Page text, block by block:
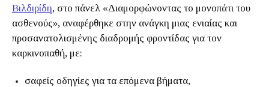
Βιλδιρίδη, στο πάνελ «Διαμορφώνοντας το μονοπάτι του
ασθενούς», αναφέρθηκε στην ανάγκη μιας ενιαίας και
προσανατολισμένης διαδρομής φροντίδας για τον
καρκινοπαθή, με:
σαφείς οδηγίες για τα επόμενα βήματα,